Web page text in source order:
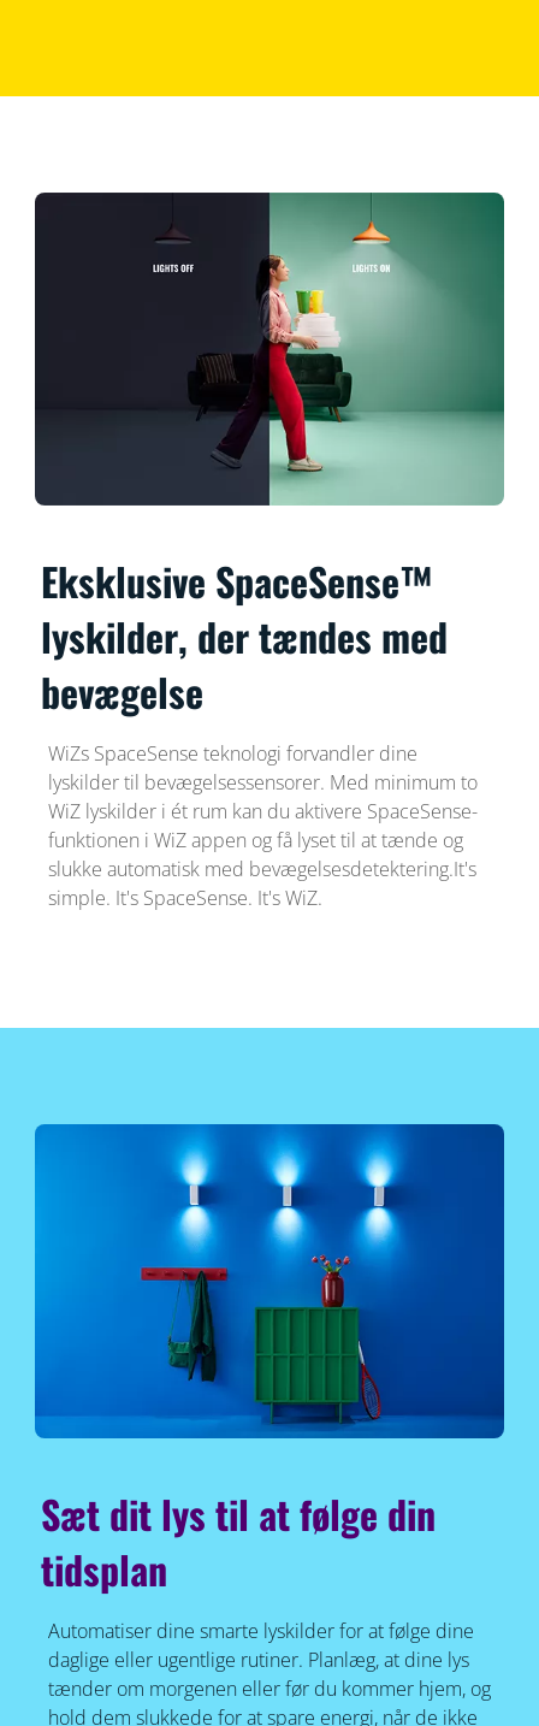
Eksklusive SpaceSense™
lyskilder, der tændes med
bevægelse
WiZs SpaceSense teknologi forvandler dine
lyskilder til bevægelsessensorer. Med minimum to
WiZ lyskilder i ét rum kan du aktivere SpaceSense-
funktionen i WiZ appen og få lyset til at tænde og
slukke automatisk med bevægelsesdetektering.It's
simple. It's SpaceSense. It's WiZ.
Sæt dit lys til at følge din
tidsplan
Automatiser dine smarte lyskilder for at følge dine
daglige eller ugentlige rutiner. Planlæg, at dine lys
tænder om morgenen eller før du kommer hjem, og
hold dem slukkede for at spare energi, når de ikke